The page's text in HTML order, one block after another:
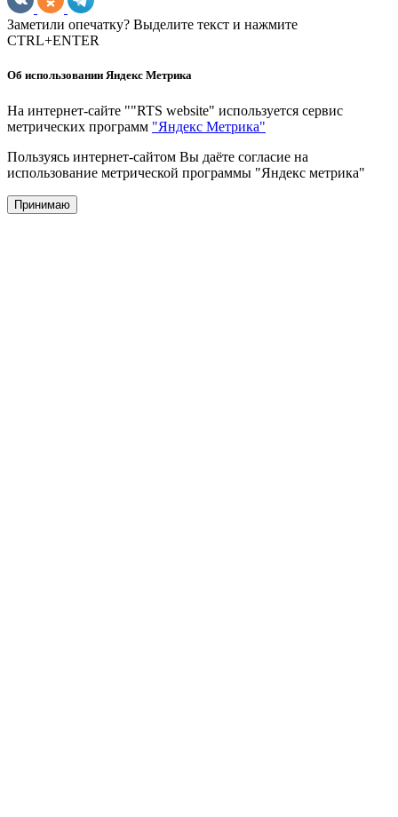
Заметили опечатку? Выделите текст и нажмите
CTRL+ENTER
Об использовании Яндекс Метрика
На интернет-сайте ""RTS website" используется сервис
метрических программ "Яндекс Метрика"
Пользуясь интернет-сайтом Вы даёте согласие на
использование метрической программы "Яндекс метрика"
Принимаю